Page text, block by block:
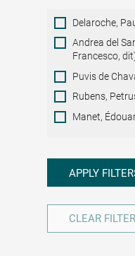
ArtistDelaroche,
Andrea del
Francesco,
Puvis de
Rubens,
Manet,
APPLY
CLEAR